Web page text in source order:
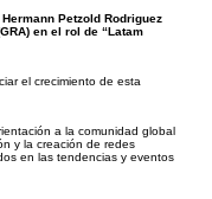
Petzold Rodriguez
en el rol de “Latam
el crecimiento de esta
a la comunidad global
y la creación de redes
en las tendencias y eventos